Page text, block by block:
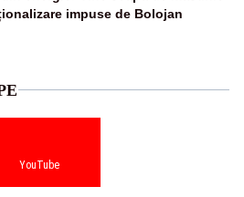
impuse de Bolojan
YouTube